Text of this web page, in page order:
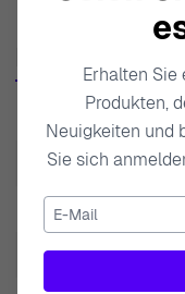
in jedem Design
traditionelle
Schmuck
ansprechend,
sorgfältige Liebe
Qualität
den Geist von
für diejenigen, die
und ihre natürliche
EAN
Gewicht
ModellCarleen
Erhalten Sie
Produkten,
Neuigkeiten und
Sie sich
E-Mail